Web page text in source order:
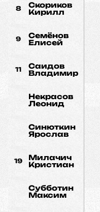
8
Скориков
Кирилл
9
Семёнов
Елисей
11
Саидов
Владимир
Некрасов
Леонид
Синюткин
Ярослав
19
Милачич
Кристиан
Субботин
Максим